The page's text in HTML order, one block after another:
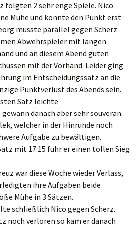
folgten 2 sehr enge Spiele. Nico
Mühe und konnte den Punkt erst
musste parallel gegen Scherz
Abwehrspieler mit langen
und an diesem Abend guten
mit der Vorhand. Leider ging
im Entscheidungssatz an die
Punktverlust des Abends sein.
Satz leichte
danach aber sehr souverän.
welcher in der Hinrunde noch
Aufgabe zu bewältigen.
mit 17:15 fuhr er einen tollen Sieg
war diese Woche wieder Verlass,
ihre Aufgaben beide
Mühe in 3 Sätzen.
schließlich Nico gegen Scherz.
noch verloren so kam er danach